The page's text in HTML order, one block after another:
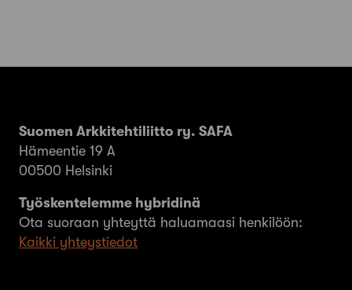
Suomen Arkkitehtiliitto ry. SAFA
Hämeentie 19 A
00500 Helsinki
Työskentelemme hybridinä
Ota suoraan yhteyttä haluamaasi henkilöön:
Kaikki yhteystiedot